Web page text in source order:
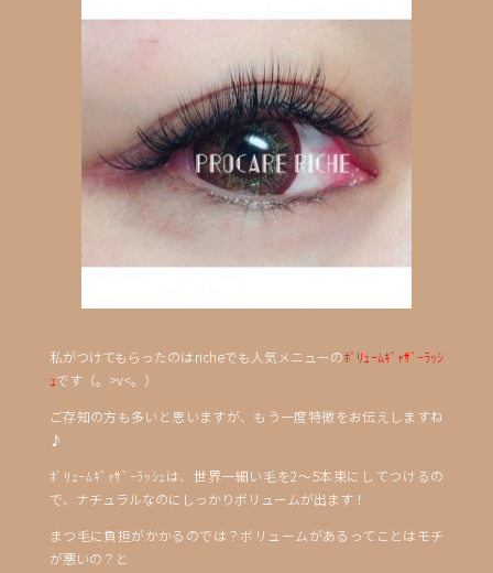
私がつけてもらったのはricheでも人気メニューのﾎﾞﾘｭｰﾑｷﾞｬｻﾞｰﾗｯｼ
ｭです（。>v<。）
ご存知の方も多いと思いますが、もう一度特徴をお伝えしますね
♪
ﾎﾞﾘｭｰﾑｷﾞｬｻﾞｰﾗｯｼｭは、世界一細い毛を2～5本束にしてつけるの
で、ナチュラルなのにしっかりボリュームが出ます！
まつ毛に負担がかかるのでは？ボリュームがあるってことはモチ
が悪いの？と